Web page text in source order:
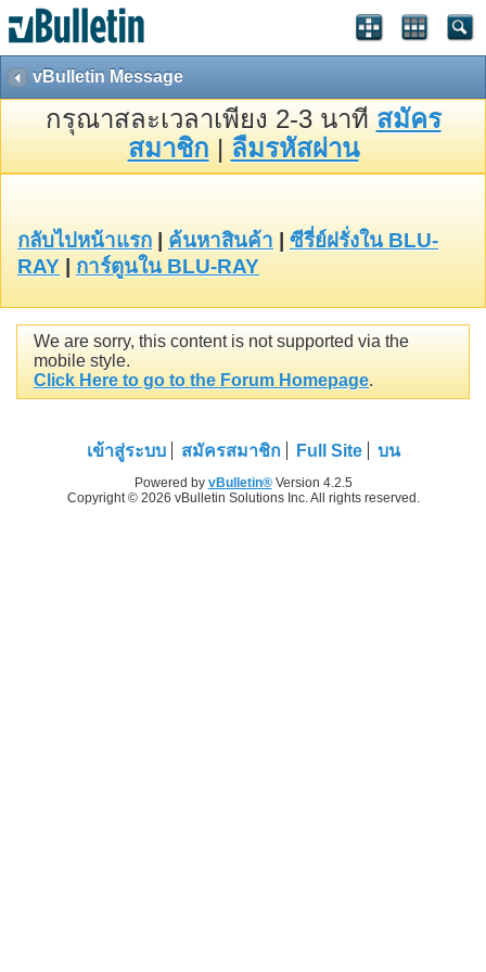
vBulletin Message
กรุณาสละเวลาเพียง 2-3 นาที สมัคร
สมาชิก | ลืมรหัสผ่าน
กลับไปหน้าแรก ค้นหาสินค้า
ซีรี่ย์ฝรั่งใน BLU-
RAY
การ์ตูนใน BLU-RAY
We are sorry, this content is not supported via the
mobile style.
Click Here to go to the Forum Homepage.
เข้าสู่ระบบ สมัครสมาชิก Full Site บน
Powered by vBulletin®Version 4.2.5
Copyright © 2026 vBulletin Solutions Inc. All rights reserved.